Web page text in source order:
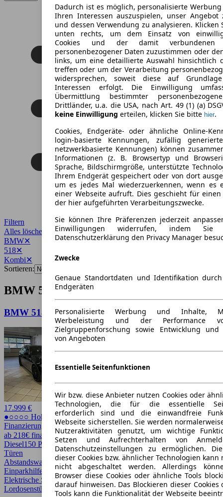
Filtern
Alles löschen
BMW✕
518✕
Kombi✕
Sortieren:
BMW 518 Kombi Angebote
BMW 518 518d Touring Xenon NAVI AHK Leder
17.999 €
●○○○○ Hoher Preis
Finanzierung möglich
ab 218€ finanzieren ↗
Diesel150 PS (110 kW) 141.283 kmEZ 07/2017Automatik Kombi5
Türen
Abstandswarner, AHK, Bi-Xenon Scheinwerfer, Einparkhilfe,
Einparkhilfe Sensoren hinten, Einparkhilfe Sensoren vorne,
Elektrische Sitze, HU/AU neu, LED, Lederausstattung, Lichtsensor,
Lordosenstütze, Regensensor, Sitzheizung
Dadurch ist es möglich, personalisierte
Ihren Interessen auszuspielen, unser Angebot
und dessen Verwendung zu analysieren. Klicken
unten rechts, um dem Einsatz von
Cookies und der damit verbundenen
personenbezogener Daten zuzustimmen oder
links, um eine detaillierte Auswahl hinsichtlich
treffen oder um der Verarbeitung
widersprechen, soweit diese auf
Interessen erfolgt. Die Einwilligung
Übermittlung bestimmter
Drittländer, u.a. die USA, nach Art. 49 (1) (a)
keine Einwilligung erteilen, klicken Sie bitte hier.
Cookies, Endgeräte- oder ähnliche Online-
login-basierte Kennungen, zufällig
netzwerkbasierte Kennungen) können
Informationen (z. B. Browsertyp und
Sprache, Bildschirmgröße, unterstützte
Ihrem Endgerät gespeichert oder von dort
um es jedes Mal wiederzuerkennen, wenn es
einer Webseite aufruft. Dies geschieht für
der hier aufgeführten Verarbeitungszwecke.
Sie können Ihre Präferenzen jederzeit
Einwilligungen widerrufen, indem
Datenschutzerklärung den Privacy Manager
Zwecke
Genaue Standortdaten und Identifikation
Endgeräten
Personalisierte Werbung und Inhalte,
Werbeleistung und der Performance
Zielgruppenforschung sowie Entwicklung und
von Angeboten
Essentielle Seitenfunktionen
Wir bzw. diese Anbieter nutzen Cookies oder
Technologien, die für die essentielle
erforderlich sind und die einwandfreie
Webseite sicherstellen. Sie werden
Nutzeraktivitäten genutzt, um wichtige
Setzen und Aufrechterhalten von
Datenschutzeinstellungen zu ermöglichen.
dieser Cookies bzw. ähnlicher Technologien kann
nicht abgeschaltet werden. Allerdings
Browser diese Cookies oder ähnliche Tools
darauf hinweisen. Das Blockieren dieser
Tools kann die Funktionalität der Webseite